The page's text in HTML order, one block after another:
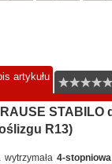
artykułu
STABILO
R13)
wytrzymała4-stopniowa